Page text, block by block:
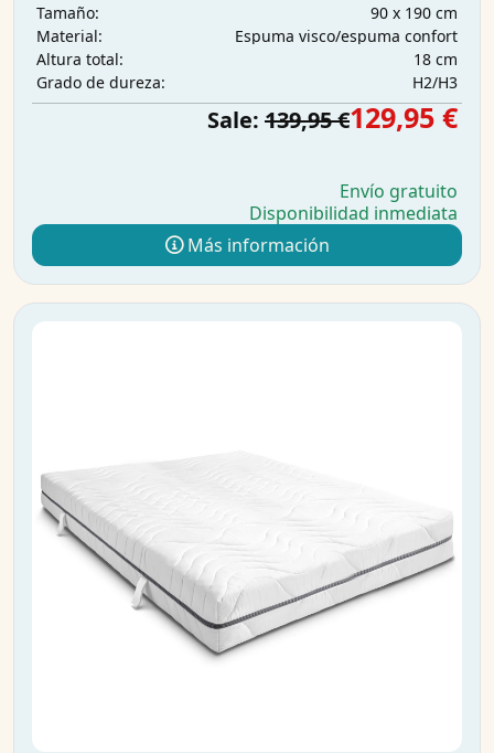
Tamaño:
90 x 190 cm
Material:
Espuma visco/espuma confort
Altura total:
18 cm
Grado de dureza:
H2/H3
Sale: 139,95 €129,95 €
Envío gratuito
Disponibilidad inmediata
Más información